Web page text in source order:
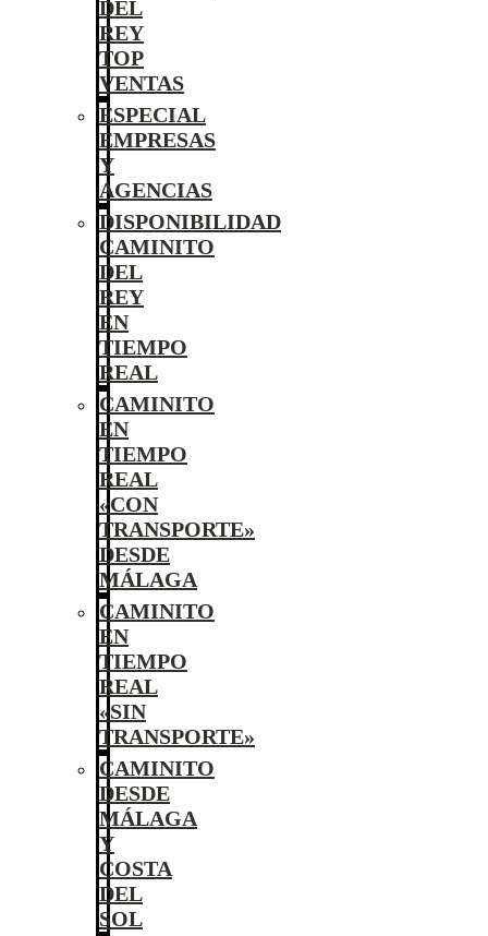
DEL
REY
TOP
VENTAS
ESPECIAL
EMPRESAS
Y
AGENCIAS
DISPONIBILIDAD
CAMINITO
DEL
REY
EN
TIEMPO
REAL
CAMINITO
EN
TIEMPO
REAL
«CON
TRANSPORTE»
DESDE
MÁLAGA
CAMINITO
EN
TIEMPO
REAL
«SIN
TRANSPORTE»
CAMINITO
DESDE
MÁLAGA
Y
COSTA
DEL
SOL